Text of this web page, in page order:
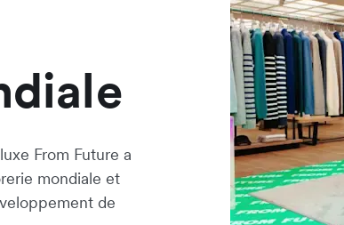
From Future a
mondiale et
de